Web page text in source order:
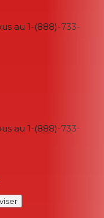
au 1-(888)-733-
au 1-(888)-733-